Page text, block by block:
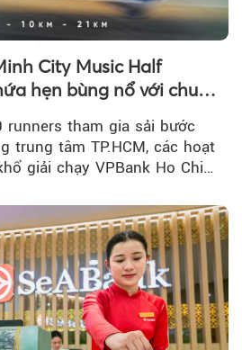
City Music Half
hẹn bùng nổ với chuỗi
nghiệm
runners tham gia sải bước
trung tâm TP.HCM, các hoạt
giải chạy VPBank Ho Chi